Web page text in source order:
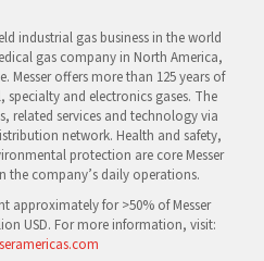
industrial gas business in the world
gas company in North America,
Messer offers more than 125 years of
and electronics gases. The
related services and technology via
network. Health and safety,
protection are core Messer
the company’s daily operations.
approximately for >50% of Messer
USD. For more information, visit: